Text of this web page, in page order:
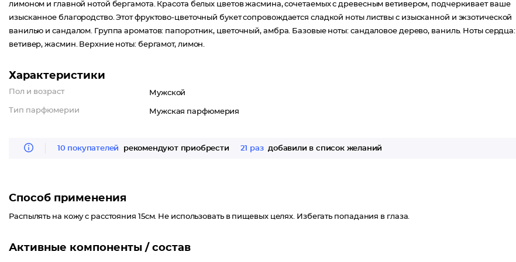
лимоном и главной нотой бергамота. Красота белых цветов жасмина, сочетаемых с древесным ветивером, подчеркивает ваше
изысканное благородство. Этот фруктово-цветочный букет сопровождается сладкой ноты листвы с изысканной и экзотической
ванилью и сандалом. Группа ароматов: папоротник, цветочный, амбра. Базовые ноты: сандаловое дерево, ваниль. Ноты сердца:
ветивер, жасмин. Верхние ноты: бергамот, лимон.
Характеристики
Пол и возраст Мужской
Тип парфюмерии Мужская парфюмерия
10 покупателей рекомендуют приобрести 21 раз добавили в список желаний
Способ применения
Распылять на кожу с расстояния 15см. Не использовать в пищевых целях. Избегать попадания в глаза.
Активные компоненты / состав